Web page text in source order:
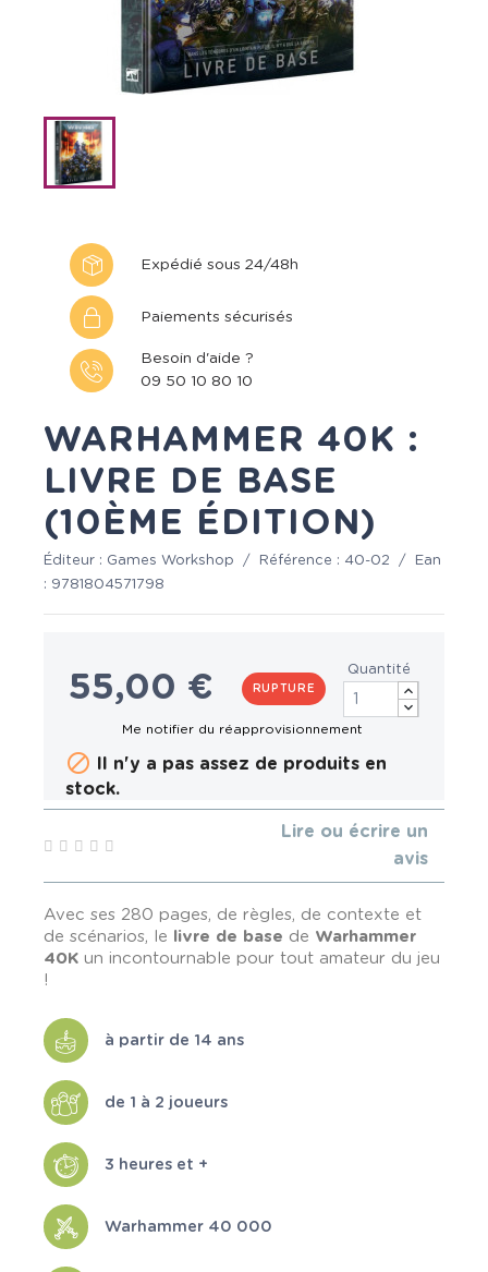
Expédié sous 24/48h
Paiements sécurisés
Besoin d'aide ?
09 50 10 80 10
WARHAMMER 40K :
LIVRE DE BASE
(10ÈME ÉDITION)
Éditeur : Games Workshop / Référence : 40-02 /
Ean
: 9781804571798
55,00 € RUPTURE
Quantité
 Il n'y a pas assez de produits en
stock.
Lire ou écrire un
avis
Avec ses 280 pages, de règles, de contexte et
de scénarios, le livre de base de Warhammer
40K un incontournable pour tout amateur du jeu
!
à partir de 14 ans
de 1 à 2 joueurs
3 heures et +
Warhammer 40 000